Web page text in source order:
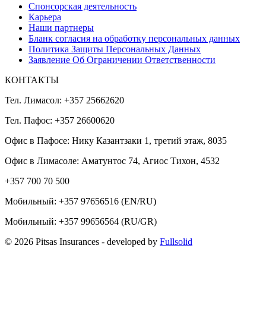
Спонсорская деятельность
Карьера
Наши партнеры
Бланк согласия на обработку персональных данных
Политика Защиты Персональных Данных
Заявление Об Ограничении Ответственности
КОНТАКТЫ
Тел. Лимасол: +357 25662620
Тел. Пафос: +357 26600620
Офис в Пафосе: Нику Казантзаки 1, третий этаж, 8035
Офис в Лимасоле: Аматунтос 74, Агиос Тихон, 4532
+357 700 70 500
Мобильный: +357 97656516 (EN/RU)
Мобильный: +357 99656564 (RU/GR)
© 2026 Pitsas Insurances - developed by Fullsolid